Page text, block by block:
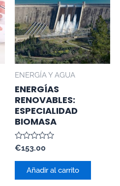
ENERGÍA Y AGUA
ENERGÍAS
RENOVABLES:
ESPECIALIDAD
BIOMASA
Valorado
con
0
€153.00
Añadir al carrito